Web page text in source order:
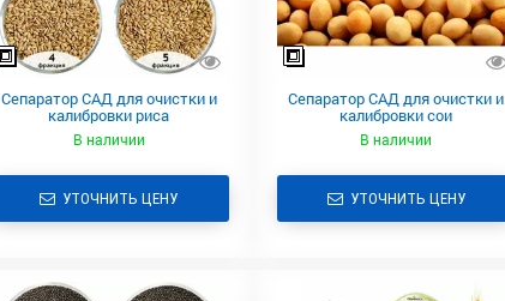
Сепаратор САД для очистки и
калибровки риса
В наличии
УТОЧНИТЬ ЦЕНУ
Сепаратор САД для очистки и
калибровки сои
В наличии
УТОЧНИТЬ ЦЕНУ